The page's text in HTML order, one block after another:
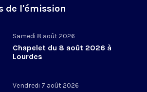
de l'émission
Samedi 8 août 2026
Chapelet du 8 août 2026 à
Lourdes
Vendredi 7 août 2026